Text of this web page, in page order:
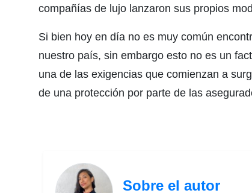
compañías de lujo lanzaron sus propios
Si bien hoy en día no es muy común
nuestro país, sin embargo esto no es un
una de las exigencias que comienzan a
de una protección por parte de las
Sobre el autor